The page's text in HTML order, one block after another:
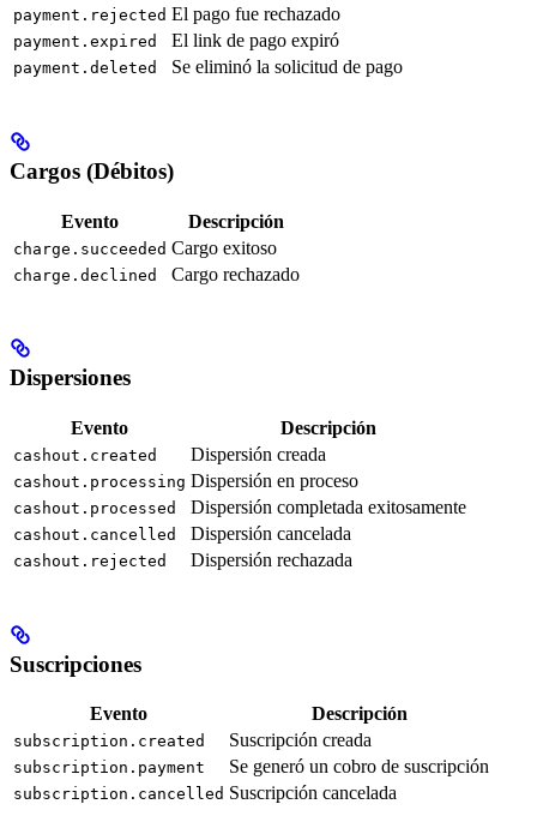
payment.rejected El pago fue rechazado
payment.expired El link de pago expiró
payment.deleted Se eliminó la solicitud de pago
Cargos (Débitos)
Evento Descripción
charge.succeeded Cargo exitoso
charge.declined Cargo rechazado
Dispersiones
Evento Descripción
cashout.created Dispersión creada
cashout.processing Dispersión en proceso
cashout.processed Dispersión completada exitosamente
cashout.cancelled Dispersión cancelada
cashout.rejected Dispersión rechazada
Suscripciones
Evento Descripción
subscription.created Suscripción creada
subscription.payment Se generó un cobro de suscripción
subscription.cancelled Suscripción cancelada